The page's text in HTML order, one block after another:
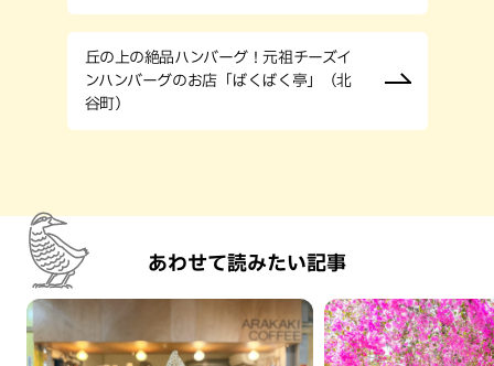
丘の上の絶品ハンバーグ！元祖チーズイ
ンハンバーグのお店「ばくばく亭」（北
谷町）
あわせて読みたい記事